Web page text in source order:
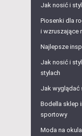
Jak nosić i
Piosenki dla
i wzruszające
Najlepsze
Jak nosić i
stylach
Jak wyglądać
Bodella sklep
sportowy
Moda na